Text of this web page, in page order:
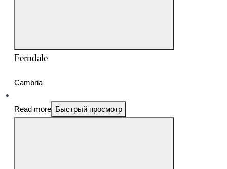
Ferndale
Cambria
Read more Быстрый просмотр